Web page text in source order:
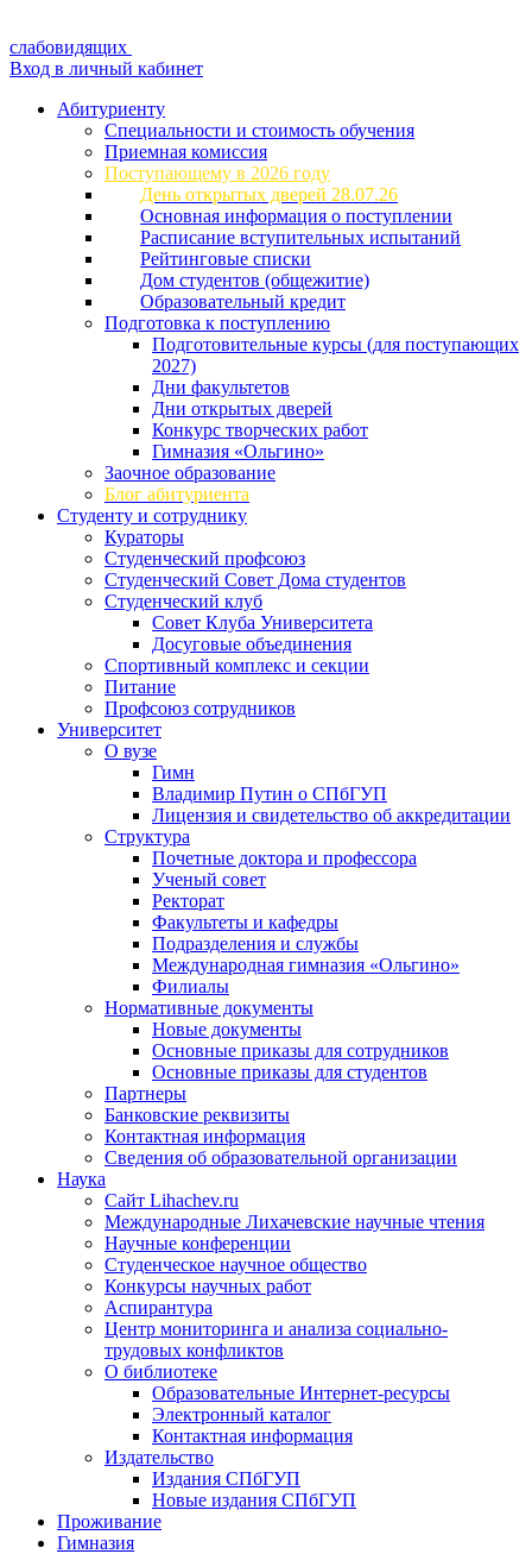
слабовидящих
Вход в личный кабинет
Абитуриенту
Специальности и стоимость обучения
Приемная комиссия
Поступающему в 2026 году
День открытых дверей 28.07.26
Основная информация о поступлении
Расписание вступительных испытаний
Рейтинговые списки
Дом студентов (общежитие)
Образовательный кредит
Подготовка к поступлению
Подготовительные курсы (для поступающих
2027)
Дни факультетов
Дни открытых дверей
Конкурс творческих работ
Гимназия «Ольгино»
Заочное образование
Блог абитуриента
Студенту и сотруднику
Кураторы
Студенческий профсоюз
Студенческий Совет Дома студентов
Студенческий клуб
Совет Клуба Университета
Досуговые объединения
Спортивный комплекс и секции
Питание
Профсоюз сотрудников
Университет
О вузе
Гимн
Владимир Путин о СПбГУП
Лицензия и свидетельство об аккредитации
Структура
Почетные доктора и профессора
Ученый совет
Ректорат
Факультеты и кафедры
Подразделения и службы
Международная гимназия «Ольгино»
Филиалы
Нормативные документы
Новые документы
Основные приказы для сотрудников
Основные приказы для студентов
Партнеры
Банковские реквизиты
Контактная информация
Сведения об образовательной организации
Наука
Сайт Lihachev.ru
Международные Лихачевские научные чтения
Научные конференции
Студенческое научное общество
Конкурсы научных работ
Аспирантура
Центр мониторинга и анализа социально-
трудовых конфликтов
О библиотеке
Образовательные Интернет-ресурсы
Электронный каталог
Контактная информация
Издательство
Издания СПбГУП
Новые издания СПбГУП
Проживание
Гимназия